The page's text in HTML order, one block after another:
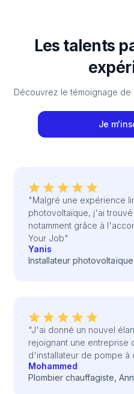
Les talents
Découvrez le témoignage de
Je
"Malgré une expérience
photovoltaïque, j'ai
notamment grâce à
Your Job"
Yanis
Installateur
"J'ai donné un nouvel
rejoignant une entreprise
d'installateur de pompe à
Mohammed
Plombier chauffagiste,